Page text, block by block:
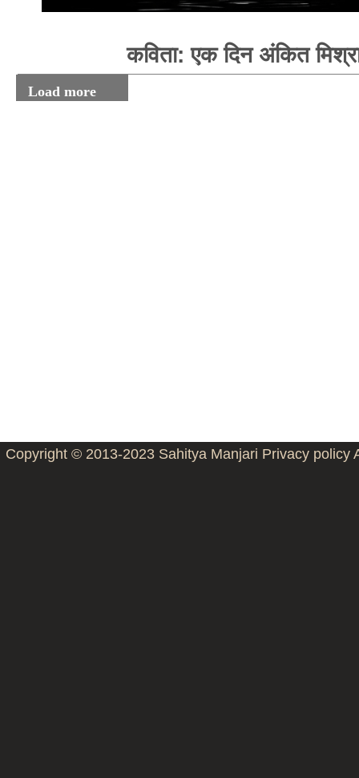
कविता: एक दिन अंकित
Load more
Copyright © 2013-2023 Sahitya Manjari Privacy policy